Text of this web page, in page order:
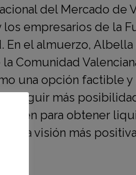
del Mercado de
los empresarios de la
En el almuerzo, Albella
Comunidad
una opción factible y
más
para obtener
una visión más